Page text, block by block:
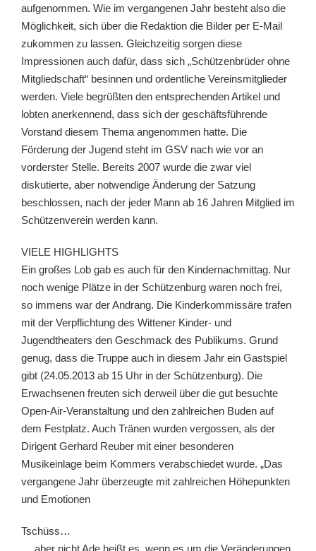
aufgenommen. Wie im vergangenen Jahr besteht also die
Möglichkeit, sich über die Redaktion die Bilder per E-Mail
zukommen zu lassen. Gleichzeitig sorgen diese
Impressionen auch dafür, dass sich „Schützenbrüder ohne
Mitgliedschaft“ besinnen und ordentliche Vereinsmitglieder
werden. Viele begrüßten den entsprechenden Artikel und
lobten anerkennend, dass sich der geschäftsführende
Vorstand diesem Thema angenommen hatte. Die
Förderung der Jugend steht im GSV nach wie vor an
vorderster Stelle. Bereits 2007 wurde die zwar viel
diskutierte, aber notwendige Änderung der Satzung
beschlossen, nach der jeder Mann ab 16 Jahren Mitglied im
Schützenverein werden kann.
VIELE HIGHLIGHTS
Ein großes Lob gab es auch für den Kindernachmittag. Nur
noch wenige Plätze in der Schützenburg waren noch frei,
so immens war der Andrang. Die Kinderkommissäre trafen
mit der Verpflichtung des Wittener Kinder- und
Jugendtheaters den Geschmack des Publikums. Grund
genug, dass die Truppe auch in diesem Jahr ein Gastspiel
gibt (24.05.2013 ab 15 Uhr in der Schützenburg). Die
Erwachsenen freuten sich derweil über die gut besuchte
Open-Air-Veranstaltung und den zahlreichen Buden auf
dem Festplatz. Auch Tränen wurden vergossen, als der
Dirigent Gerhard Reuber mit einer besonderen
Musikeinlage beim Kommers verabschiedet wurde. „Das
vergangene Jahr überzeugte mit zahlreichen Höhepunkten
und Emotionen
Tschüss…
… aber nicht Ade heißt es, wenn es um die Veränderungen